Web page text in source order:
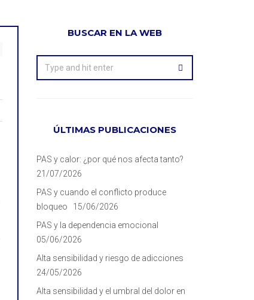
BUSCAR EN LA WEB
ÚLTIMAS PUBLICACIONES
PAS y calor: ¿por qué nos afecta tanto?
21/07/2026
PAS y cuando el conflicto produce
bloqueo
15/06/2026
PAS y la dependencia emocional
05/06/2026
Alta sensibilidad y riesgo de adicciones
24/05/2026
Alta sensibilidad y el umbral del dolor en